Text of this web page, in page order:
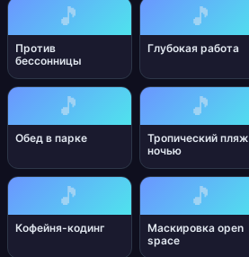
🎵
Против
бессонницы
🎵
Глубокая работа
🎵
Обед в парке
🎵
Тропический пляж
ночью
🎵
Кофейня-кодинг
🎵
Маскировка open
space